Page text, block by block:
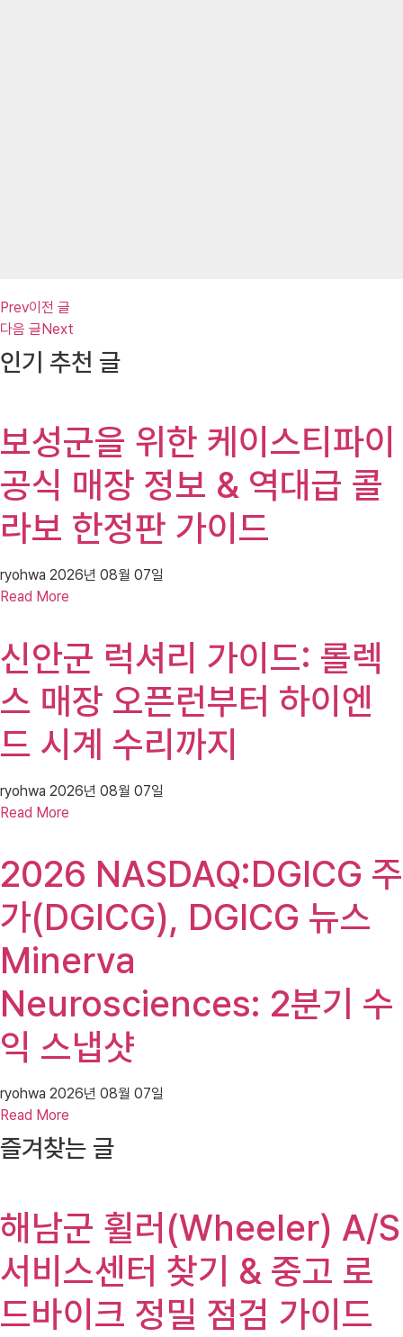
Prev이전 글
다음 글Next
인기 추천 글
보성군을 위한 케이스티파이
공식 매장 정보 & 역대급 콜
라보 한정판 가이드
ryohwa 2026년 08월 07일
Read More
신안군 럭셔리 가이드: 롤렉
스 매장 오픈런부터 하이엔
드 시계 수리까지
ryohwa 2026년 08월 07일
Read More
2026 NASDAQ:DGICG 주
가(DGICG), DGICG 뉴스
Minerva
Neurosciences: 2분기 수
익 스냅샷
ryohwa 2026년 08월 07일
Read More
즐겨찾는 글
해남군 휠러(Wheeler) A/S
서비스센터 찾기 & 중고 로
드바이크 정밀 점검 가이드